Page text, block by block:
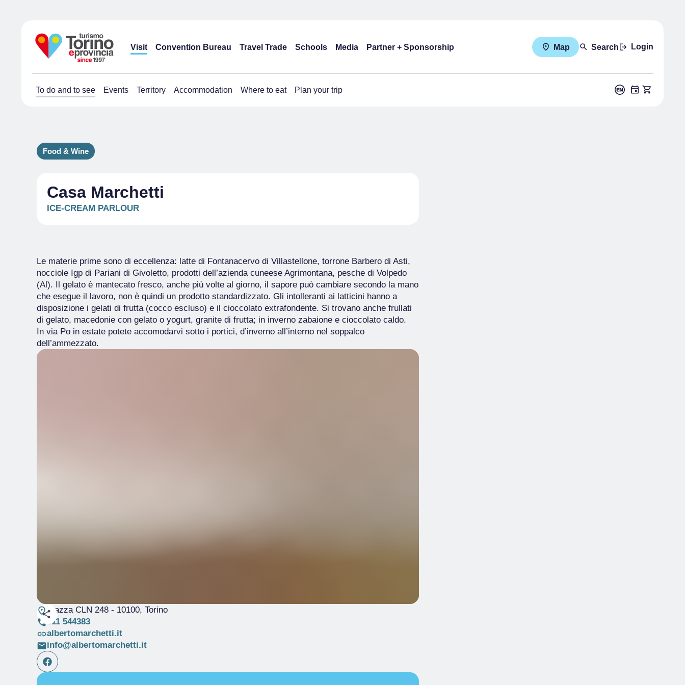
Visit Convention Bureau Travel Trade Schools Media Partner + Sponsorship Map Search Login
To do and to see Events Territory Accommodation Where to eat Plan your trip
Food & Wine
Casa Marchetti
ICE-CREAM PARLOUR
Le materie prime sono di eccellenza: latte di Fontanacervo di Villastellone, torrone Barbero di Asti,
nocciole Igp di Pariani di Givoletto, prodotti dell’azienda cuneese Agrimontana, pesche di Volpedo
(Al). Il gelato è mantecato fresco, anche più volte al giorno, il sapore può cambiare secondo la mano
che esegue il lavoro, non è quindi un prodotto standardizzato. Gli intolleranti ai latticini hanno a
disposizione i gelati di frutta (cocco escluso) e il cioccolato extrafondente. Si trovano anche frullati
di gelato, macedonie con gelato o yogurt, granite di frutta; in inverno zabaione e cioccolato caldo.
In via Po in estate potete accomodarvi sotto i portici, d’inverno all’interno nel soppalco
dell’ammezzato.
Piazza CLN 248- 10100, Torino
011 544383
albertomarchetti.it
info@albertomarchetti.it